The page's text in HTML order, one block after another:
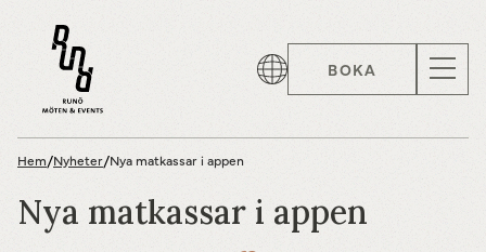
BOKA
Hem/Nyheter/Nya matkassar i appen
Nya matkassar i appen